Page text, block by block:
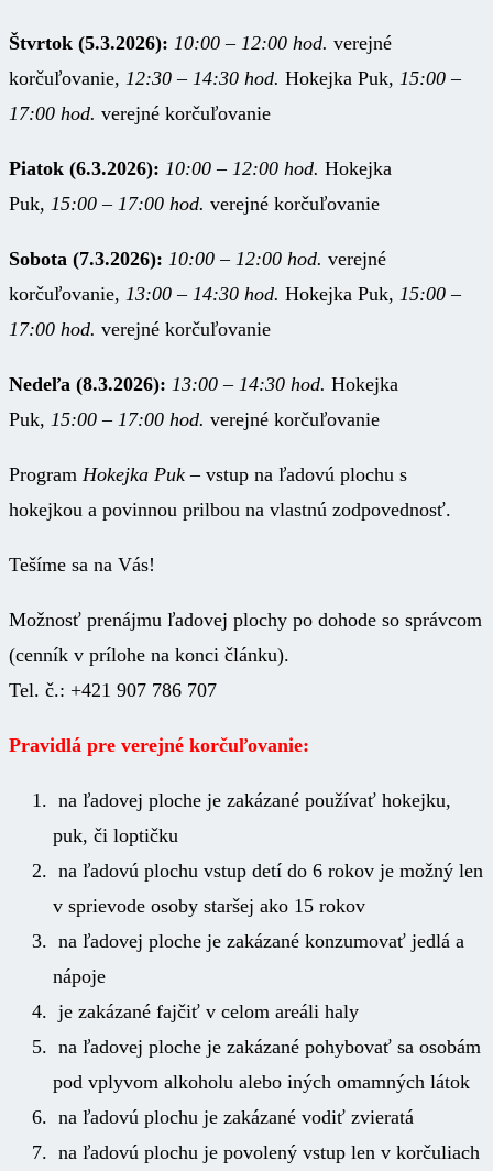
Štvrtok (5.3.2026): 10:00 – 12:00 hod. verejné
korčuľovanie, 12:30 – 14:30 hod. Hokejka Puk, 15:00 –
17:00 hod. verejné korčuľovanie
Piatok (6.3.2026): 10:00 – 12:00 hod. Hokejka
Puk, 15:00 – 17:00 hod. verejné korčuľovanie
Sobota (7.3.2026): 10:00 – 12:00 hod. verejné
korčuľovanie, 13:00 – 14:30 hod. Hokejka Puk, 15:00 –
17:00 hod. verejné korčuľovanie
Nedeľa (8.3.2026): 13:00 – 14:30 hod. Hokejka
Puk, 15:00 – 17:00 hod. verejné korčuľovanie
Program Hokejka Puk – vstup na ľadovú plochu s
hokejkou a povinnou prilbou na vlastnú zodpovednosť.
Tešíme sa na Vás!
Možnosť prenájmu ľadovej plochy po dohode so správcom
(cenník v prílohe na konci článku).
Tel. č.: +421 907 786 707
Pravidlá pre verejné korčuľovanie:
na ľadovej ploche je zakázané používať hokejku,
puk, či loptičku
na ľadovú plochu vstup detí do 6 rokov je možný len
v sprievode osoby staršej ako 15 rokov
na ľadovej ploche je zakázané konzumovať jedlá a
nápoje
je zakázané fajčiť v celom areáli haly
na ľadovej ploche je zakázané pohybovať sa osobám
pod vplyvom alkoholu alebo iných omamných látok
na ľadovú plochu je zakázané vodiť zvieratá
na ľadovú plochu je povolený vstup len v korčuliach